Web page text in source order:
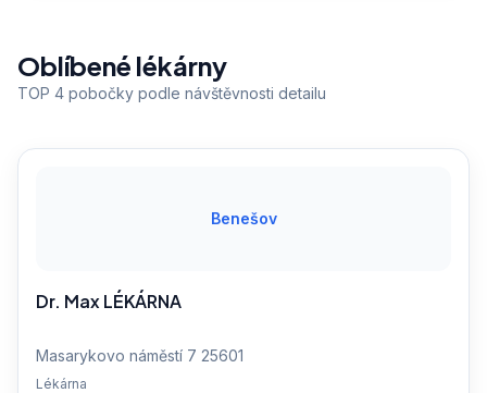
Oblíbené lékárny
TOP 4 pobočky podle návštěvnosti detailu
Benešov
Dr. Max LÉKÁRNA
Masarykovo náměstí 7 25601
Lékárna